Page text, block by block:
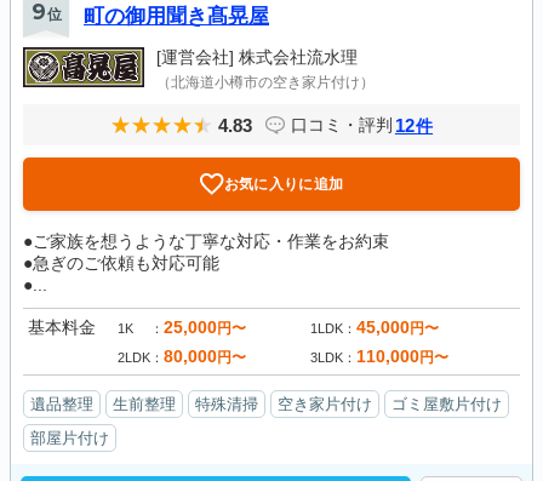
9位 町の御用聞き髙晃屋
[運営会社] 株式会社流水理
（北海道小樽市の空き家片付け）
4.83 口コミ・評判 12件
お気に入りに追加
●ご家族を想うような丁寧な対応・作業をお約束
●急ぎのご依頼も対応可能
●...
基本料金 1K 25,000円〜 1LDK 45,000円〜
2LDK 80,000円〜 3LDK 110,000円〜
遺品整理 生前整理 特殊清掃 空き家片付け
ゴミ屋敷片付け
部屋片付け